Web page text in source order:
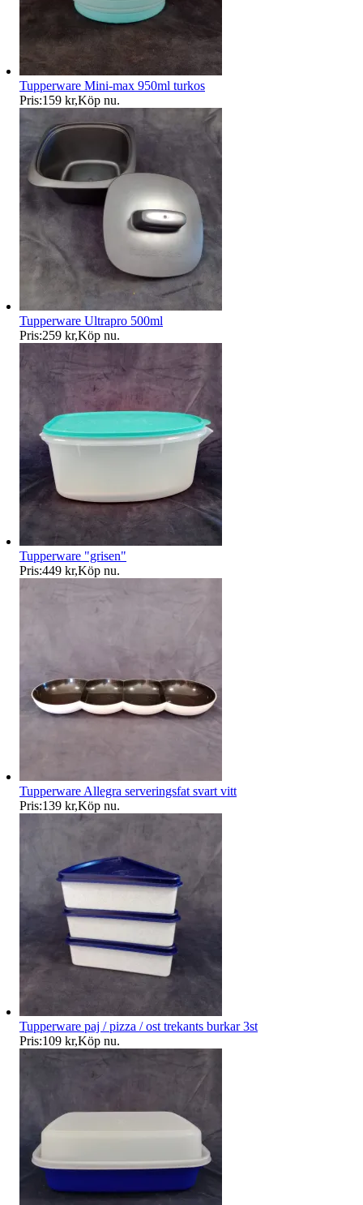
Tupperware Mini-max 950ml turkos
Pris:159 kr,Köp nu.
Tupperware Ultrapro 500ml
Pris:259 kr,Köp nu.
Tupperware "grisen"
Pris:449 kr,Köp nu.
Tupperware Allegra serveringsfat svart vitt
Pris:139 kr,Köp nu.
Tupperware paj / pizza / ost trekants burkar 3st
Pris:109 kr,Köp nu.